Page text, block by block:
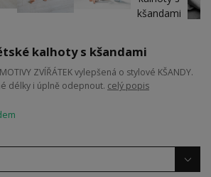
kalhoty s kšandami
ZVÍŘÁTEK vylepšená o stylové KŠANDY.
délky i úplně odepnout. celý popis